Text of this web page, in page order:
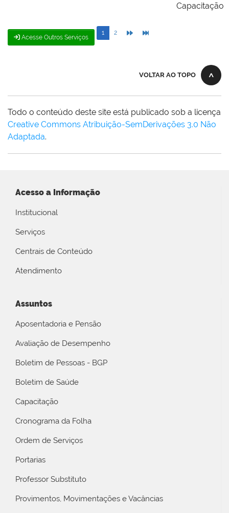
Capacitação
Acesse Outros Serviços
1 2
VOLTAR AO TOPO
Todo o conteúdo deste site está publicado sob a licença
Creative Commons Atribuição-SemDerivações 3.0 Não
Adaptada.
Acesso a Informação
Institucional
Serviços
Centrais de Conteúdo
Atendimento
Assuntos
Aposentadoria e Pensão
Avaliação de Desempenho
Boletim de Pessoas - BGP
Boletim de Saúde
Capacitação
Cronograma da Folha
Ordem de Serviços
Portarias
Professor Substituto
Provimentos, Movimentações e Vacâncias